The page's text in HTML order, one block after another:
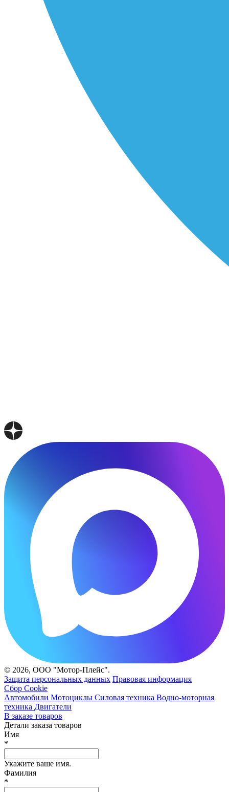
© 2026, ООО "Мотор-Плейс".
Защита персональных данных Правовая информация
Сбор Cookie
Автомобили Мотоциклы Силовая техника Водно-моторная
техника Двигатели
В заказе товаров
Детали заказа товаров
Имя
*
Укажите ваше имя.
Фамилия
*